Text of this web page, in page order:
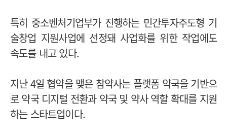
특히 중소벤처기업부가 진행하는 민간투자주도형 기
술창업 지원사업에 선정돼 사업화를 위한 작업에도
속도를 내고 있다.
지난 4일 협약을 맺은 참약사는 플랫폼 약국을 기반으
로 약국 디지털 전환과 약국 및 약사 역할 확대를 지원
하는 스타트업이다.